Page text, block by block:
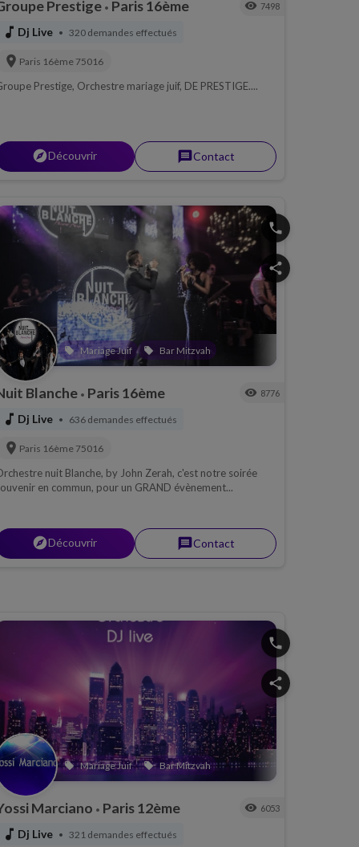
Prestige • Paris 16ème visibility 7498
music_note Dj Live • 320 demandes effectués
location_on Paris 16ème 75016
Prestige, Orchestre mariage juif, DE PRESTIGE....
explorerDécouvrir messageContact
Bat Mitzvah local_offer Henné local_offer Karaoké
local_offer Mariage Juif local_offer Bar Mitzvah
phone
share
Blanche • Paris 16ème visibility 8776
music_note Dj Live • 636 demandes effectués
location_on Paris 16ème 75016
nuit Blanche, by John Zerah, c'est notre soirée
en commun, pour un GRAND évènement...
explorerDécouvrir messageContact
local_offer Mariage Juif local_offer Bar Mitzvah
phone
share
Marciano • Paris 12ème visibility 6053
music_note Dj Live • 321 demandes effectués